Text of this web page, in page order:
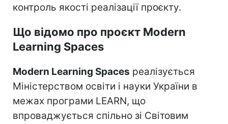
контроль якості реалізації проєкту.
Що відомо про проєкт Modern
Learning Spaces
Modern Learning Spaces реалізується
Міністерством освіти і науки України в
межах програми LEARN, що
впроваджується спільно зі Світовим